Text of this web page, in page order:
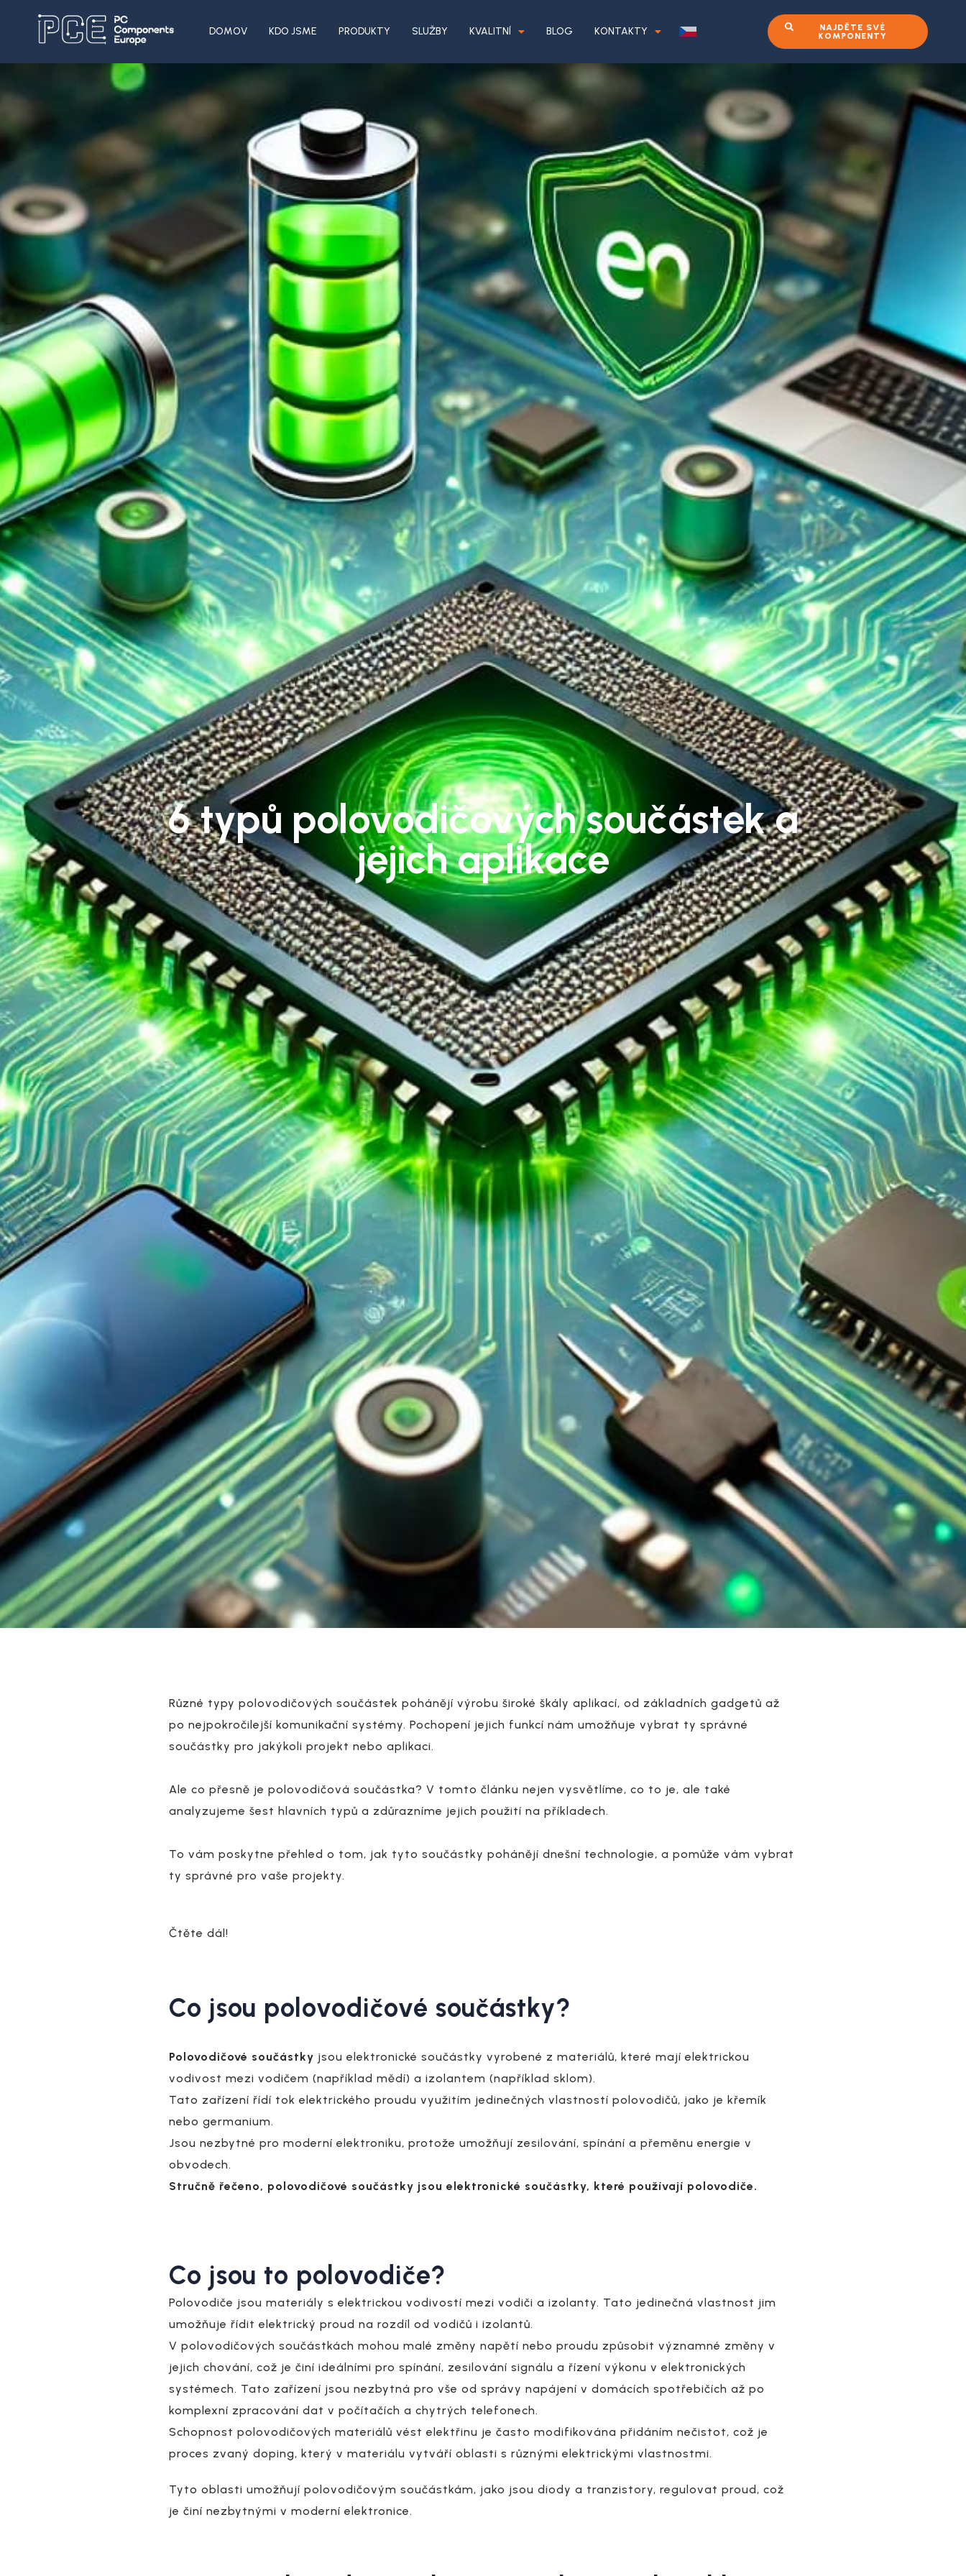
DOMOV KDO JSME PRODUKTY SLUŽBY KVALITNÍ BLOG KONTAKTY
NAJDĚTE SVÉ
KOMPONENTY
6 typů polovodičových součástek a
jejich aplikace
Různé typy polovodičových součástek pohánějí výrobu široké škály aplikací, od základních gadgetů až
po nejpokročilejší komunikační systémy. Pochopení jejich funkcí nám umožňuje vybrat ty správné
součástky pro jakýkoli projekt nebo aplikaci.
Ale co přesně je polovodičová součástka? V tomto článku nejen vysvětlíme, co to je, ale také
analyzujeme šest hlavních typů a zdůrazníme jejich použití na příkladech.
To vám poskytne přehled o tom, jak tyto součástky pohánějí dnešní technologie, a pomůže vám vybrat
ty správné pro vaše projekty.
Čtěte dál!
Co jsou polovodičové součástky?
Polovodičové součástky jsou elektronické součástky vyrobené z materiálů, které mají elektrickou
vodivost mezi vodičem (například mědí) a izolantem (například sklom).
Tato zařízení řídí tok elektrického proudu využitím jedinečných vlastností polovodičů, jako je křemík
nebo germanium.
Jsou nezbytné pro moderní elektroniku, protože umožňují zesilování, spínání a přeměnu energie v
obvodech.
Stručně řečeno, polovodičové součástky jsou elektronické součástky, které používají polovodiče.
Co jsou to polovodiče?
Polovodiče jsou materiály s elektrickou vodivostí mezi vodiči a izolanty. Tato jedinečná vlastnost jim
umožňuje řídit elektrický proud na rozdíl od vodičů i izolantů.
V polovodičových součástkách mohou malé změny napětí nebo proudu způsobit významné změny v
jejich chování, což je činí ideálními pro spínání, zesilování signálu a řízení výkonu v elektronických
systémech. Tato zařízení jsou nezbytná pro vše od správy napájení v domácích spotřebičích až po
komplexní zpracování dat v počítačích a chytrých telefonech.
Schopnost polovodičových materiálů vést elektřinu je často modifikována přidáním nečistot, což je
proces zvaný doping, který v materiálu vytváří oblasti s různými elektrickými vlastnostmi.
Tyto oblasti umožňují polovodičovým součástkám, jako jsou diody a tranzistory, regulovat proud, což
je činí nezbytnými v moderní elektronice.